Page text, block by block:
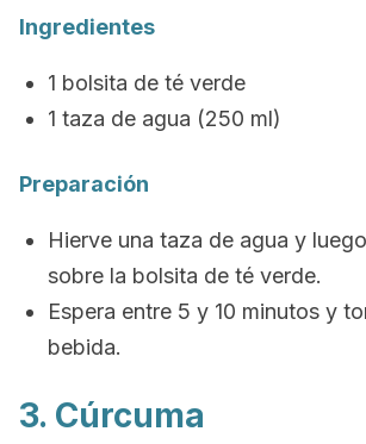
Ingredientes
1 bolsita de té verde
1 taza de agua (250 ml)
Preparación
Hierve una taza de agua y
sobre la bolsita de té verde.
Espera entre 5 y 10 minutos y
bebida.
3. Cúrcuma